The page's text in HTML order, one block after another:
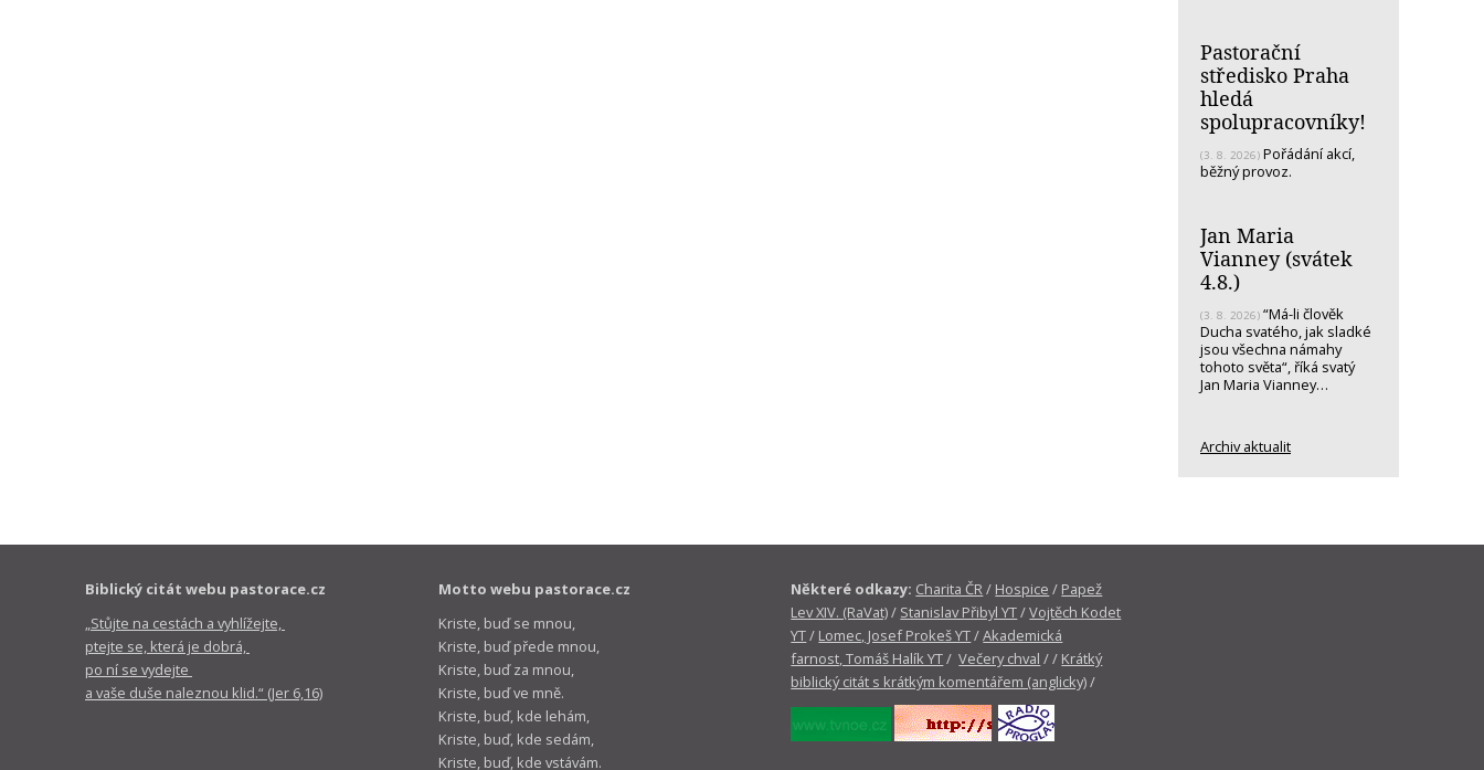
Pastorační
středisko Praha
hledá
spolupracovníky!
(3. 8. 2026) Pořádání akcí,
běžný provoz.
Jan Maria
Vianney (svátek
4.8.)
(3. 8. 2026) “Má-li člověk
Ducha svatého, jak sladké
jsou všechna námahy
tohoto světa“, říká svatý
Jan Maria Vianney…
Archiv aktualit
Biblický citát webu pastorace.cz
„Stůjte na cestách a vyhlížejte,
ptejte se, která je dobrá,
po ní se vydejte
a vaše duše naleznou klid.“ (Jer 6,16)
Motto webu pastorace.cz
Kriste, buď se mnou,
Kriste, buď přede mnou,
Kriste, buď za mnou,
Kriste, buď ve mně.
Kriste, buď, kde lehám,
Kriste, buď, kde sedám,
Kriste, buď, kde vstávám.
Některé odkazy: Charita ČR/ Hospice / Papež
Lev XIV. (RaVat)/ Stanislav Přibyl YT/Vojtěch Kodet
YT/ Lomec, Josef Prokeš YT/Akademická
farnost, Tomáš Halík YT/Večery chval / / Krátký
biblický citát s krátkým komentářem (anglicky)/